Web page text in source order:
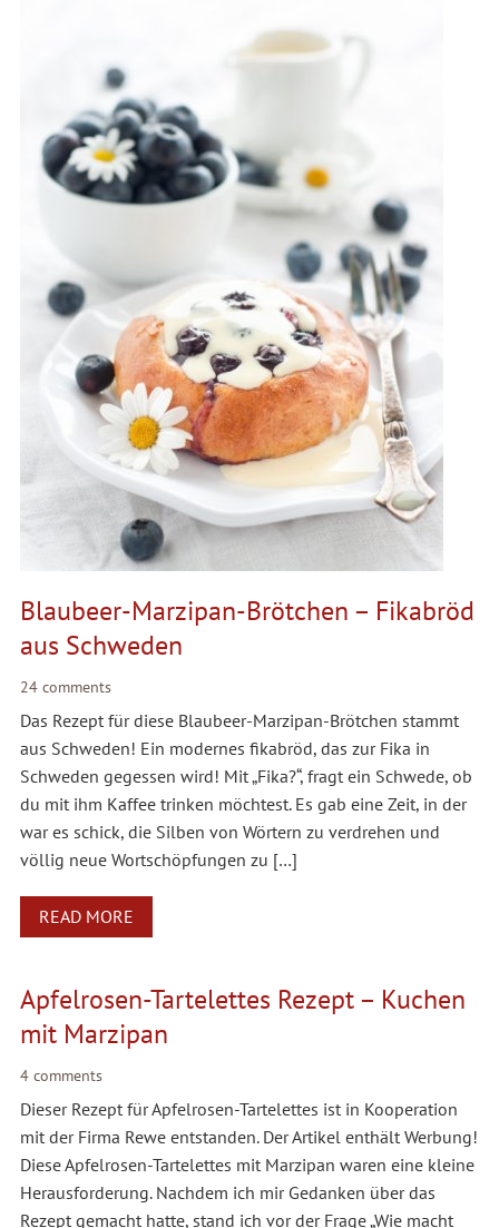
Blaubeer-Marzipan-Brötchen – Fikabröd
aus Schweden
24 comments
Das Rezept für diese Blaubeer-Marzipan-Brötchen stammt
aus Schweden! Ein modernes fikabröd, das zur Fika in
Schweden gegessen wird! Mit „Fika?“, fragt ein Schwede, ob
du mit ihm Kaffee trinken möchtest. Es gab eine Zeit, in der
war es schick, die Silben von Wörtern zu verdrehen und
völlig neue Wortschöpfungen zu […]
READ MORE
Apfelrosen-Tartelettes Rezept – Kuchen
mit Marzipan
4 comments
Dieser Rezept für Apfelrosen-Tartelettes ist in Kooperation
mit der Firma Rewe entstanden. Der Artikel enthält Werbung!
Diese Apfelrosen-Tartelettes mit Marzipan waren eine kleine
Herausforderung. Nachdem ich mir Gedanken über das
Rezept gemacht hatte, stand ich vor der Frage „Wie macht